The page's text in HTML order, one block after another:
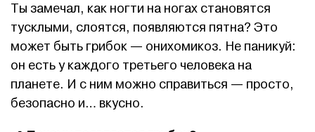
Ты замечал, как ногти на ногах становятся
тусклыми, слоятся, появляются пятна? Это
может быть грибок — онихомикоз. Не паникуй:
он есть у каждого третьего человека на
планете. И с ним можно справиться — просто,
безопасно и… вкусно.